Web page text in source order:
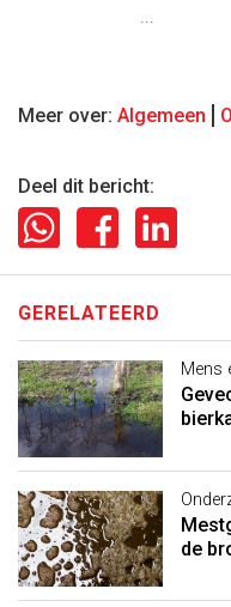
Meer over: Algemeen
Deel dit bericht:
GERELATEERD
Mens
de